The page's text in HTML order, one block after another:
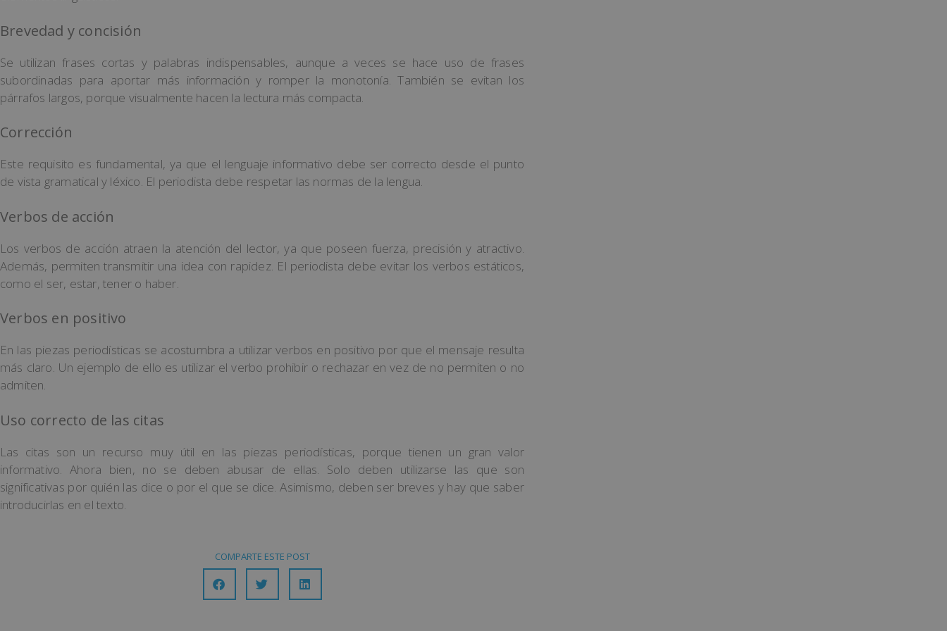
Brevedad y concisión
Se utilizan frases cortas y palabras indispensables, aunque a veces se hace uso de frases
subordinadas para aportar más información y romper la monotonía. También se evitan los
párrafos largos, porque visualmente hacen la lectura más compacta.
Corrección
Este requisito es fundamental, ya que el lenguaje informativo debe ser correcto desde el punto
de vista gramatical y léxico. El periodista debe respetar las normas de la lengua.
Verbos de acción
Los verbos de acción atraen la atención del lector, ya que poseen fuerza, precisión y atractivo.
Además, permiten transmitir una idea con rapidez. El periodista debe evitar los verbos estáticos,
como el ser, estar, tener o haber.
Verbos en positivo
En las piezas periodísticas se acostumbra a utilizar verbos en positivo por que el mensaje resulta
más claro. Un ejemplo de ello es utilizar el verbo prohibir o rechazar en vez de no permiten o no
admiten.
Uso correcto de las citas
Las citas son un recurso muy útil en las piezas periodísticas, porque tienen un gran valor
informativo. Ahora bien, no se deben abusar de ellas. Solo deben utilizarse las que son
significativas por quién las dice o por el que se dice. Asimismo, deben ser breves y hay que saber
introducirlas en el texto.
COMPARTE ESTE POST